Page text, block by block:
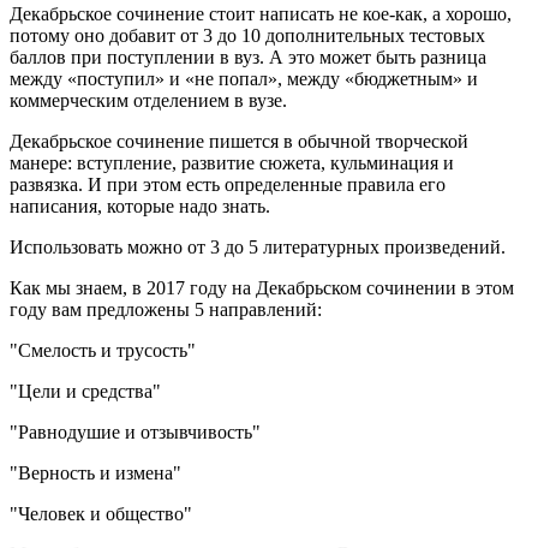
Декабрьское сочинение стоит написать не кое-как, а хорошо,
потому оно добавит от 3 до 10 дополнительных тестовых
баллов при поступлении в вуз. А это может быть разница
между «поступил» и «не попал», между «бюджетным» и
коммерческим отделением в вузе.
Декабрьское сочинение пишется в обычной творческой
манере: вступление, развитие сюжета, кульминация и
развязка. И при этом есть определенные правила его
написания, которые надо знать.
Использовать можно от 3 до 5 литературных произведений.
Как мы знаем, в 2017 году на Декабрьском сочинении в этом
году вам предложены 5 направлений:
"Смелость и трусость"
"Цели и средства"
"Равнодушие и отзывчивость"
"Верность и измена"
"Человек и общество"